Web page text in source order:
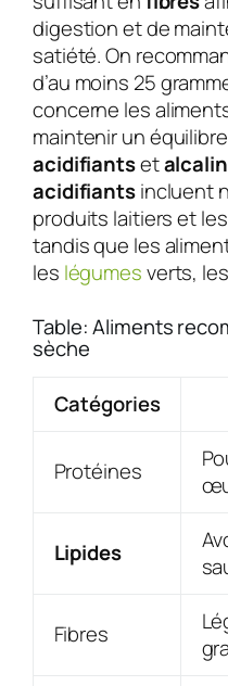
digestion et de
satiété. On
d’au moins 25
concerne les
maintenir un
acidifiantset
acidifiantsincluent
produits laitiers et
tandis que les
les légumesverts,
Table: Aliments
sèche
Catégories
Protéines
Lipides
Fibres